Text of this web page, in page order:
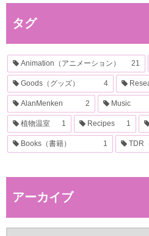
タグ
Animation（アニメーション） 21
Goods（グッズ） 4
AlanMenken 2 Music
植物温室 1 Recipes 1
Books（書籍） 1 TDR
アーカイブ